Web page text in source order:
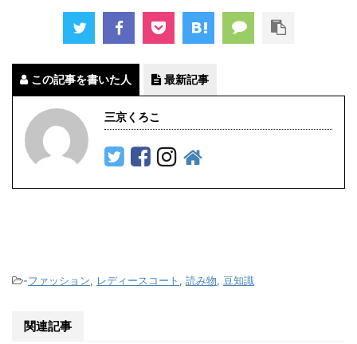
この記事を書いた人 最新記事
三京くろこ
-ファッション, レディースコート , 読み物, 豆知識
関連記事